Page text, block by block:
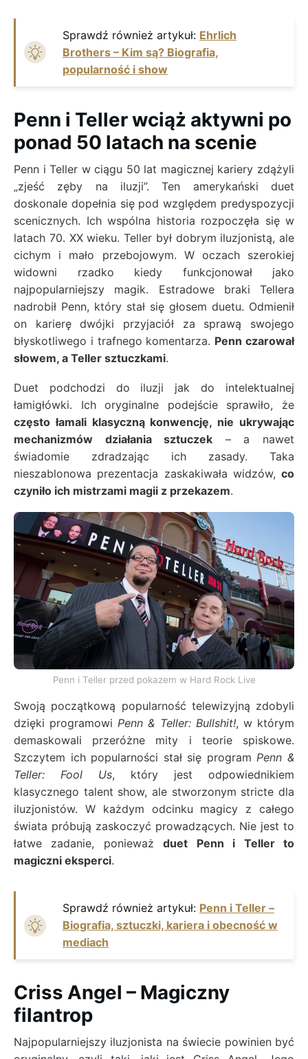
Sprawdź również artykuł: Ehrlich
Brothers – Kim są? Biografia,
popularność i show
Penn i Teller wciąż aktywni po
ponad 50 latach na scenie
Penn i Teller w ciągu 50 lat magicznej kariery zdążyli
„zjeść zęby na iluzji”. Ten amerykański duet
doskonale dopełnia się pod względem predyspozycji
scenicznych. Ich wspólna historia rozpoczęła się w
latach 70. XX wieku. Teller był dobrym iluzjonistą, ale
cichym i mało przebojowym. W oczach szerokiej
widowni rzadko kiedy funkcjonował jako
najpopularniejszy magik. Estradowe braki Tellera
nadrobił Penn, który stał się głosem duetu. Odmienił
on karierę dwójki przyjaciół za sprawą swojego
błyskotliwego i trafnego komentarza. Penn czarował
słowem, a Teller sztuczkami.
Duet podchodzi do iluzji jak do intelektualnej
łamigłówki. Ich oryginalne podejście sprawiło, że
często łamali klasyczną konwencję, nie ukrywając
mechanizmów działania sztuczek – a nawet
świadomie zdradzając ich zasady. Taka
nieszablonowa prezentacja zaskakiwała widzów, co
czyniło ich mistrzami magii z przekazem.
Penn i Teller przed pokazem w Hard Rock Live
Swoją początkową popularność telewizyjną zdobyli
dzięki programowiPenn & Teller: Bullshit!, w którym
demaskowali przeróżne mity i teorie spiskowe.
Szczytem ich popularności stał się programPenn &
Teller: Fool Us, który jest odpowiednikiem
klasycznego talent show, ale stworzonym stricte dla
iluzjonistów. W każdym odcinku magicy z całego
świata próbują zaskoczyć prowadzących. Nie jest to
łatwe zadanie, ponieważduet Penn i Teller to
magiczni eksperci.
Sprawdź również artykuł: Penn i Teller –
Biografia, sztuczki, kariera i obecność w
mediach
Criss Angel – Magiczny
filantrop
Najpopularniejszy iluzjonista na świecie powinien być